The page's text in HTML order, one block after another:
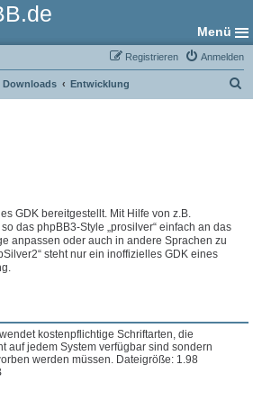
Menü
Anmelden
Registrieren
Downloads Entwicklung
GDK bereitgestellt. Mit Hilfe von z.B.
so das phpBB3-Style „prosilver“ einfach an das
anpassen oder auch in andere Sprachen zu
steht nur ein inoffizielles GDK eines
kostenpflichtige Schriftarten, die
auf jedem System verfügbar sind sondern
werden müssen. Dateigröße: 1.98